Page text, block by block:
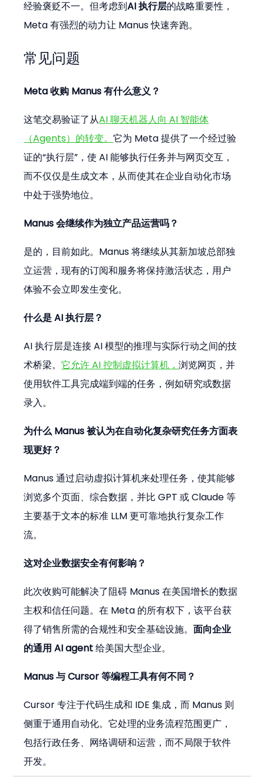
经验褒贬不一。但考虑到AI 执行层的战略重要性，
Meta 有强烈的动力让 Manus 快速奔跑。
常见问题
Meta 收购 Manus 有什么意义？
这笔交易验证了从AI 聊天机器人向 AI 智能体
（Agents）的转变。它为 Meta 提供了一个经过验
证的“执行层”，使 AI 能够执行任务并与网页交互，
而不仅仅是生成文本，从而使其在企业自动化市场
中处于强势地位。
Manus 会继续作为独立产品运营吗？
是的，目前如此。Manus 将继续从其新加坡总部独
立运营，现有的订阅和服务将保持激活状态，用户
体验不会立即发生变化。
什么是 AI 执行层？
AI 执行层是连接 AI 模型的推理与实际行动之间的技
术桥梁。它允许 AI 控制虚拟计算机，浏览网页，并
使用软件工具完成端到端的任务，例如研究或数据
录入。
为什么 Manus 被认为在自动化复杂研究任务方面表
现更好？
Manus 通过启动虚拟计算机来处理任务，使其能够
浏览多个页面、综合数据，并比 GPT 或 Claude 等
主要基于文本的标准 LLM 更可靠地执行复杂工作
流。
这对企业数据安全有何影响？
此次收购可能解决了阻碍 Manus 在美国增长的数据
主权和信任问题。在 Meta 的所有权下，该平台获
得了销售所需的合规性和安全基础设施。面向企业
的通用 AI agent 给美国大型企业。
Manus 与 Cursor 等编程工具有何不同？
Cursor 专注于代码生成和 IDE 集成，而 Manus 则
侧重于通用自动化。它处理的业务流程范围更广，
包括行政任务、网络调研和运营，而不局限于软件
开发。